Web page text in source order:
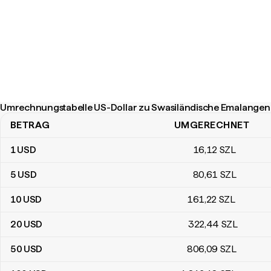
Umrechnungstabelle US-Dollar zu Swasiländische
Umrechnungstabelle US-Dollar zu Swasiländische Emalangeni
BETRAG UMGERECHNET
1USD 16,12 SZL
5 USD 80,61 SZL
10 USD 161,22 SZL
20 USD 322,44 SZL
50 USD 806,09 SZL